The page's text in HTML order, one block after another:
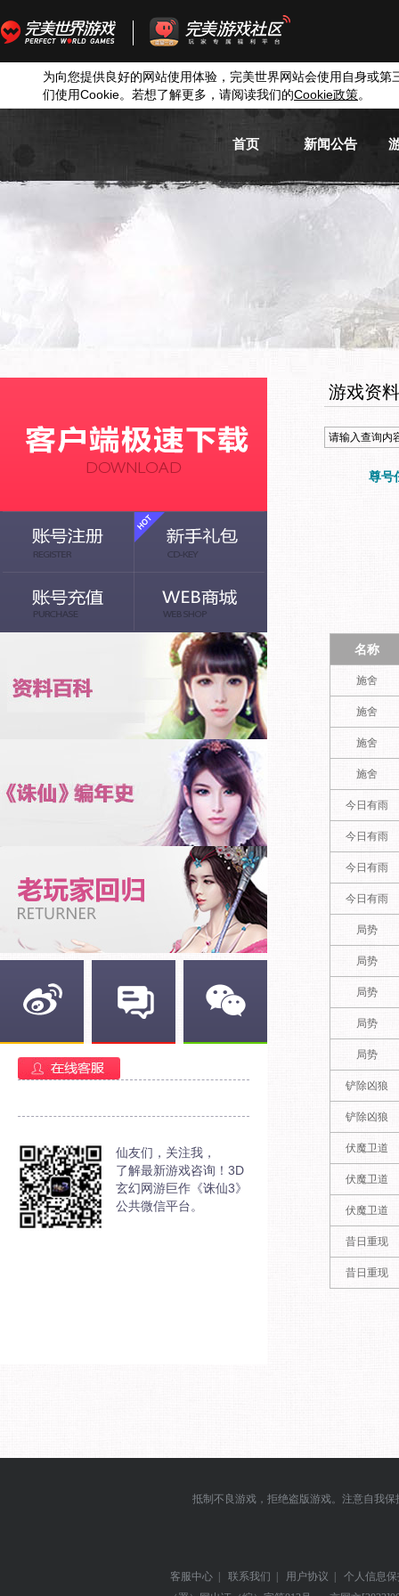
为向您提供良好的网站使用体验，完美世界网站会使用自身或第
们使用Cookie。若想了解更多，请阅读我们的Cookie政策。
首页 新闻公告
游戏新闻
活动信息
仙友们，关注我，
了解最新游戏咨询！3D
玄幻网游巨作《诛仙3》
公共微信平台。
游戏资料
尊号
名称
施舍
施舍
施舍
施舍
今日有雨
今日有雨
今日有雨
今日有雨
局势
局势
局势
局势
局势
铲除凶狼
铲除凶狼
伏魔卫道
伏魔卫道
伏魔卫道
昔日重现
昔日重现
抵制不良游戏，拒绝盗版游戏。注意自我
客服中心 | 联系我们 | 用户协议 |
个人信息